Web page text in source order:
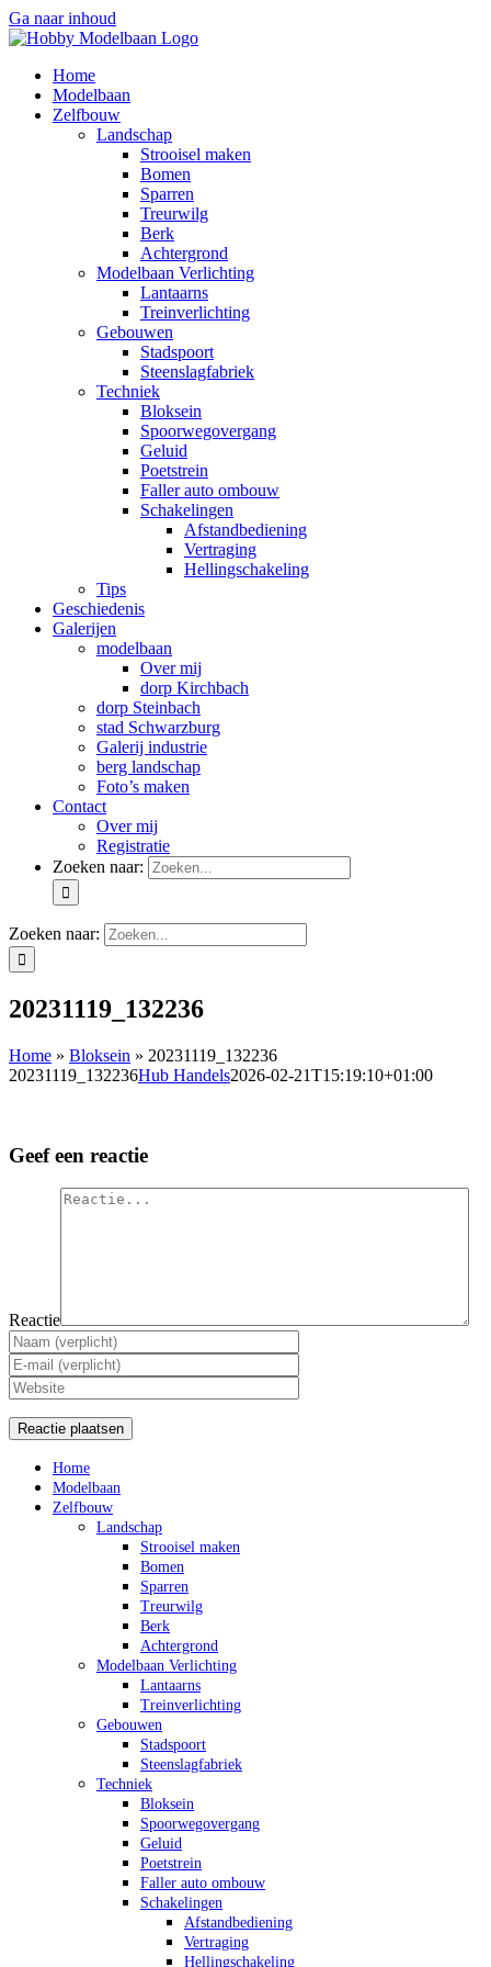
Ga naar inhoud
Home
Modelbaan
Zelfbouw
Landschap
Strooisel maken
Bomen
Sparren
Treurwilg
Berk
Achtergrond
Modelbaan Verlichting
Lantaarns
Treinverlichting
Gebouwen
Stadspoort
Steenslagfabriek
Techniek
Bloksein
Spoorwegovergang
Geluid
Poetstrein
Faller auto ombouw
Schakelingen
Afstandbediening
Vertraging
Hellingschakeling
Tips
Geschiedenis
Galerijen
modelbaan
Over mij
dorp Kirchbach
dorp Steinbach
stad Schwarzburg
Galerij industrie
berg landschap
Foto’s maken
Contact
Over mij
Registratie
Zoeken naar:
Zoeken naar:
20231119_132236
Home » Bloksein » 20231119_132236
20231119_132236Hub Handels2026-02-21T15:19:10+01:00
Geef een reactie
Reactie
Home
Modelbaan
Zelfbouw
Landschap
Strooisel maken
Bomen
Sparren
Treurwilg
Berk
Achtergrond
Modelbaan Verlichting
Lantaarns
Treinverlichting
Gebouwen
Stadspoort
Steenslagfabriek
Techniek
Bloksein
Spoorwegovergang
Geluid
Poetstrein
Faller auto ombouw
Schakelingen
Afstandbediening
Vertraging
Hellingschakeling